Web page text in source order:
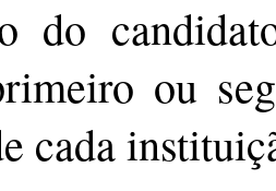
do
ou
cada